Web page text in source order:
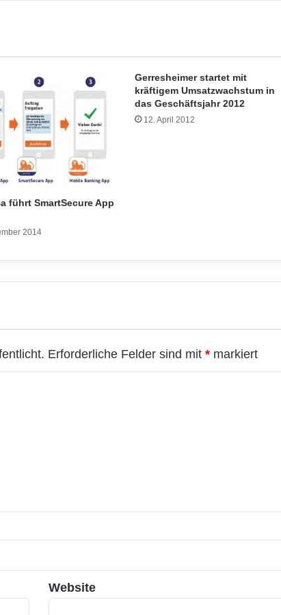
führt SmartSecure App
2014
Gerresheimer startet mit
kräftigem Umsatzwachstum in
das Geschäftsjahr 2012
12. April 2012
Erforderliche Felder sind mit * markiert
Website